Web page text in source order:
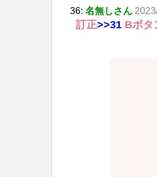
36: 名無しさん
訂正>>31 Bボタ